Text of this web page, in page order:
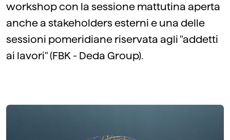
workshop con la sessione mattutina aperta
anche a stakeholders esterni e una delle
sessioni pomeridiane riservata agli "addetti
ai lavori" (FBK - Deda Group).